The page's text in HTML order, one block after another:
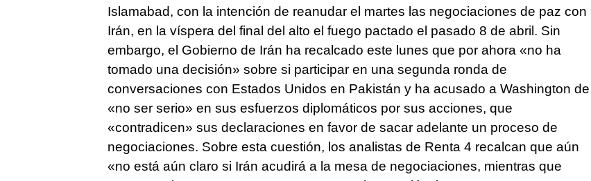
Islamabad, con la intención de reanudar el martes las negociaciones de paz con
Irán, en la víspera del final del alto el fuego pactado el pasado 8 de abril. Sin
embargo, el Gobierno de Irán ha recalcado este lunes que por ahora «no ha
tomado una decisión» sobre si participar en una segunda ronda de
conversaciones con Estados Unidos en Pakistán y ha acusado a Washington de
«no ser serio» en sus esfuerzos diplomáticos por sus acciones, que
«contradicen» sus declaraciones en favor de sacar adelante un proceso de
negociaciones. Sobre esta cuestión, los analistas de Renta 4 recalcan que aún
«no está aún claro si Irán acudirá a la mesa de negociaciones, mientras que